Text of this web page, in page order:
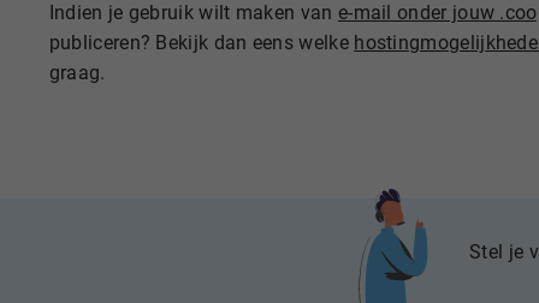
Indien je gebruik wilt maken van e-mail onder jouw
publiceren? Bekijk dan eens welke
graag.
Stel je